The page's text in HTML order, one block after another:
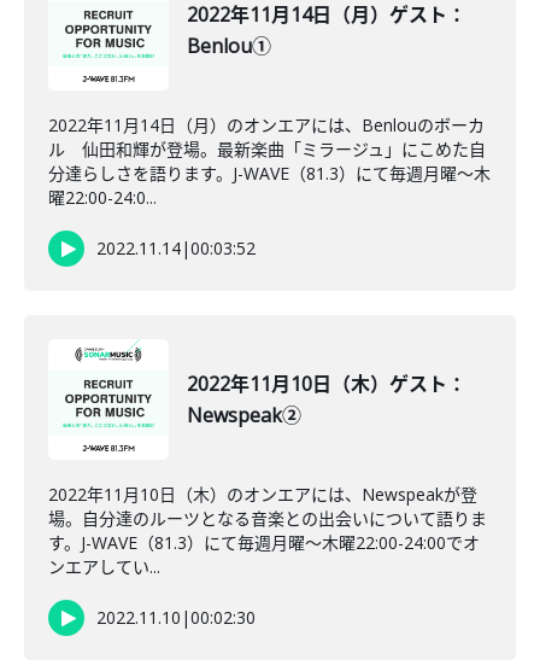
2022年11月14日（月）ゲスト：
Benlou①
2022年11月14日（月）のオンエアには、Benlouのボーカ
ル 仙田和輝が登場。最新楽曲「ミラージュ」にこめた自
分達らしさを語ります。J-WAVE（81.3）にて毎週月曜～木
曜22:00-24:0...
2022.11.14|00:03:52
2022年11月10日（木）ゲスト：
Newspeak②
2022年11月10日（木）のオンエアには、Newspeakが登
場。自分達のルーツとなる音楽との出会いについて語りま
す。J-WAVE（81.3）にて毎週月曜～木曜22:00-24:00でオ
ンエアしてい...
2022.11.10 |00:02:30